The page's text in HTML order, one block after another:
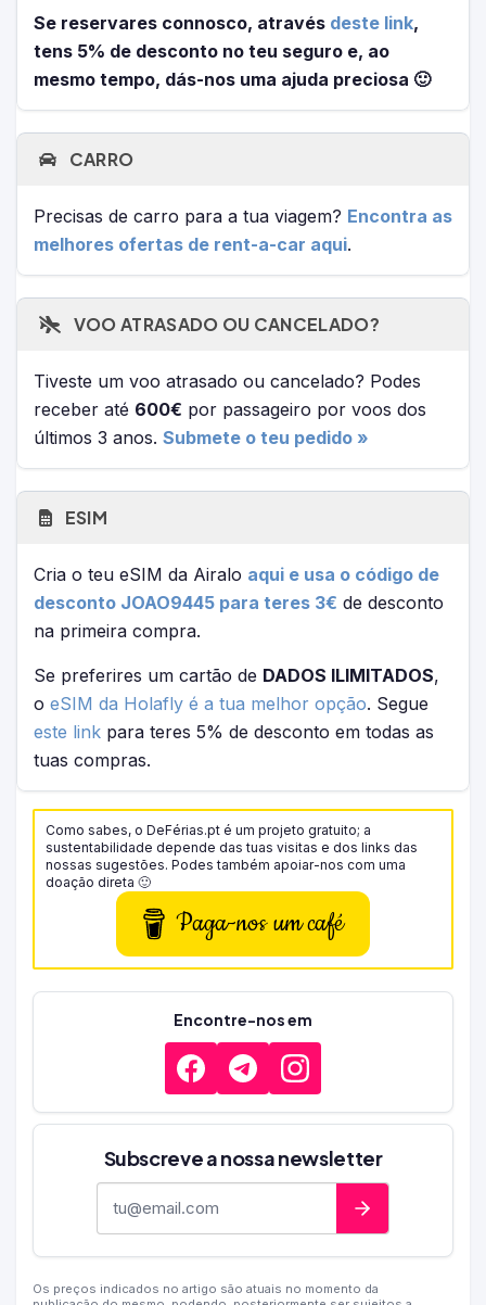
Se reservares connosco, através deste link,
tens 5% de desconto no teu seguro e, ao
mesmo tempo, dás-nos uma ajuda preciosa 🙂
CARRO
Precisas de carro para a tua viagem? Encontra as
melhores ofertas de rent-a-car aqui.
VOO ATRASADO OU CANCELADO?
Tiveste um voo atrasado ou cancelado? Podes
receber até 600€ por passageiro por voos dos
últimos 3 anos. Submete o teu pedido »
ESIM
Cria o teu eSIM da Airalo aqui e usa o código de
desconto JOAO9445 para teres 3€ de desconto
na primeira compra.
Se preferires um cartão de DADOS ILIMITADOS,
o eSIM da Holafly é a tua melhor opção. Segue
este link para teres 5% de desconto em todas as
tuas compras.
Como sabes, o DeFérias.pt é um projeto gratuito; a
sustentabilidade depende das tuas visitas e dos links das
nossas sugestões. Podes também apoiar-nos com uma
doação direta 🙂
Paga-nos um café
Encontre-nos em
Subscreve a nossa newsletter
Os preços indicados no artigo são atuais no momento da